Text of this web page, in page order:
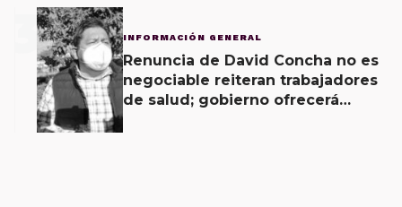
3 INFORMACIÓN GENERAL
Renuncia de David Concha no es
negociable reiteran trabajadores
de salud; gobierno ofrecerá